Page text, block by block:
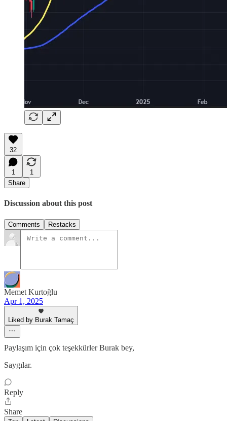
32
1
1
Share
Discussion about this post
Comments Restacks
Memet Kurtoğlu
Apr 1, 2025
Liked by Burak Tamaç
Paylaşım için çok teşekkürler Burak bey,
Saygılar.
Reply
Share